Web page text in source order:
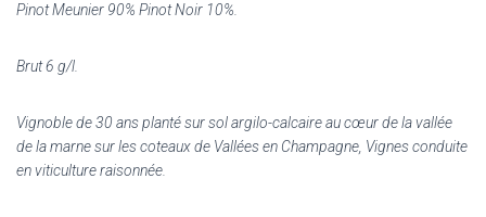
Pinot Meunier 90% Pinot Noir 10%.
Brut 6 g/l.
Vignoble de 30 ans planté sur sol argilo-calcaire au cœur de la vallée
de la marne sur les coteaux de Vallées en Champagne, Vignes conduite
en viticulture raisonnée.